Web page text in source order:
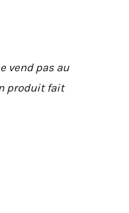
vend pas au
produit fait